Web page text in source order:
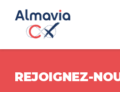
REJOIGNEZ-